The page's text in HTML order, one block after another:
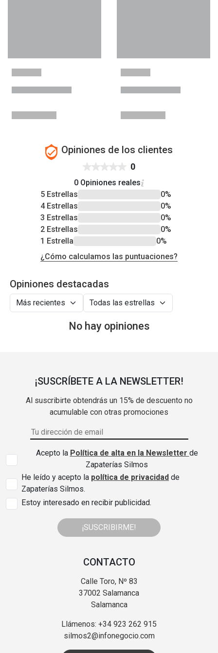
Opiniones de los clientes
0
0 Opiniones reales
5 Estrellas
0%
4 Estrellas
0%
3 Estrellas
0%
2 Estrellas
0%
1 Estrella
0%
¿Cómo calculamos las puntuaciones?
Opiniones destacadas
No hay opiniones
¡SUSCRÍBETE A LA NEWSLETTER!
Al suscribirte obtendrás un 15% de descuento no
acumulable con otras promociones
Acepto la Política de alta en la Newsletter de
Zapaterías Silmos
He leído y acepto la política de privacidad de
Zapaterías Silmos.
Estoy interesado en recibir publicidad.
¡SUSCRIBIRME!
CONTACTO
Calle Toro, Nº 83
37002 Salamanca
Salamanca
Llámenos: +34 923 262 915
silmos2@infonegocio.com